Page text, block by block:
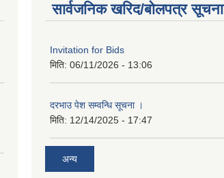
सार्वजनिक खरिद/बोलपत्र सूचना
Invitation for Bids
मिति: 06/11/2026 - 13:06
दरभाउ पेश सम्वन्धि सूचना ।
मिति: 12/14/2025 - 17:47
अन्य